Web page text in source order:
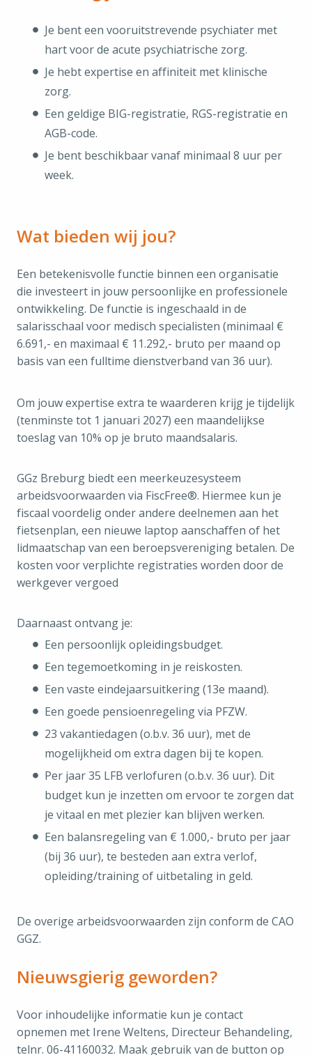
Je bent een vooruitstrevende psychiater met
hart voor de acute psychiatrische zorg.
Je hebt expertise en affiniteit met klinische
zorg.
Een geldige BIG-registratie, RGS-registratie en
AGB-code.
Je bent beschikbaar vanaf minimaal 8 uur per
week.
Wat bieden wij jou?
Een betekenisvolle functie binnen een organisatie
die investeert in jouw persoonlijke en professionele
ontwikkeling. De functie is ingeschaald in de
salarisschaal voor medisch specialisten (minimaal €
6.691,- en maximaal € 11.292,- bruto per maand op
basis van een fulltime dienstverband van 36 uur).
Om jouw expertise extra te waarderen krijg je tijdelijk
(tenminste tot 1 januari 2027) een maandelijkse
toeslag van 10% op je bruto maandsalaris.
GGz Breburg biedt een meerkeuzesysteem
arbeidsvoorwaarden via FiscFree®. Hiermee kun je
fiscaal voordelig onder andere deelnemen aan het
fietsenplan, een nieuwe laptop aanschaffen of het
lidmaatschap van een beroepsvereniging betalen. De
kosten voor verplichte registraties worden door de
werkgever vergoed
Daarnaast ontvang je:
Een persoonlijk opleidingsbudget.
Een tegemoetkoming in je reiskosten.
Een vaste eindejaarsuitkering (13e maand).
Een goede pensioenregeling via PFZW.
23 vakantiedagen (o.b.v. 36 uur), met de
mogelijkheid om extra dagen bij te kopen.
Per jaar 35 LFB verlofuren (o.b.v. 36 uur). Dit
budget kun je inzetten om ervoor te zorgen dat
je vitaal en met plezier kan blijven werken.
Een balansregeling van € 1.000,- bruto per jaar
(bij 36 uur), te besteden aan extra verlof,
opleiding/training of uitbetaling in geld.
De overige arbeidsvoorwaarden zijn conform de CAO
GGZ.
Nieuwsgierig geworden?
Voor inhoudelijke informatie kun je contact
opnemen met Irene Weltens, Directeur Behandeling,
telnr. 06-41160032. Maak gebruik van de button op